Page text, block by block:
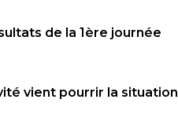
de la 1ère journée
vient pourrir la situation